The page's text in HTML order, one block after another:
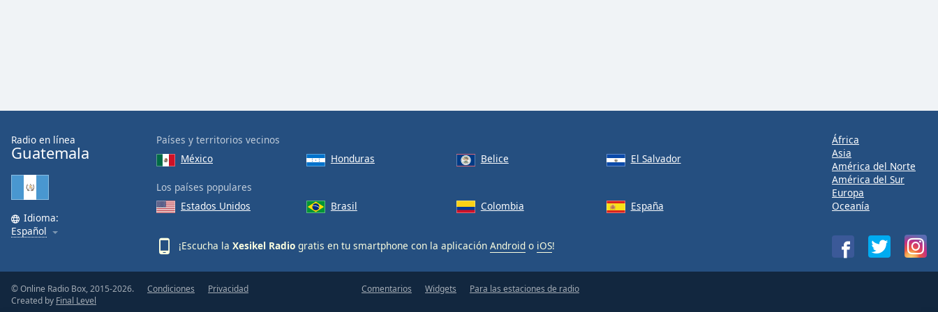
Text
Edge
Font
Family
Done
Close
Radio en línea
Guatemala
Idioma:
Español
Países y territorios vecinos
México
Honduras Belice El Salvador
Los países populares
Estados Unidos
Brasil Colombia España
¡Escucha la Xesikel Radio gratis en tu smartphone con la aplicación Android o iOS!
África
Asia
América del Norte
América del Sur
Europa
Oceanía
© Online Radio Box, 2015-2026.
Created by Final Level
Condiciones Privacidad Comentarios Widgets Para las estaciones de radio